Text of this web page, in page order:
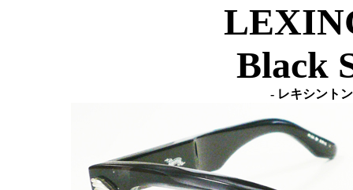
Black
- レキシント